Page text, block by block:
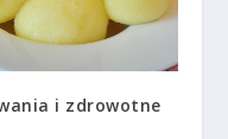
i zdrowotne